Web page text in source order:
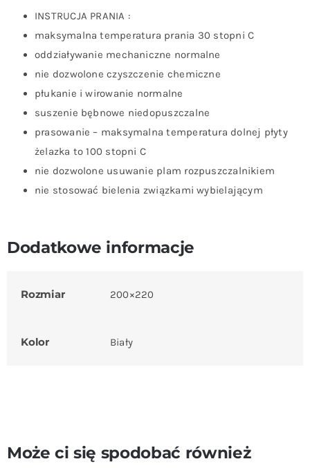
INSTRUCJA PRANIA :
maksymalna temperatura prania 30 stopni C
oddziaływanie mechaniczne normalne
nie dozwolone czyszczenie chemiczne
płukanie i wirowanie normalne
suszenie bębnowe niedopuszczalne
prasowanie – maksymalna temperatura dolnej płyty
żelazka to 100 stopni C
nie dozwolone usuwanie plam rozpuszczalnikiem
nie stosować bielenia związkami wybielającym
Dodatkowe informacje
Rozmiar 200×220
Kolor Biały
Może ci się spodobać również